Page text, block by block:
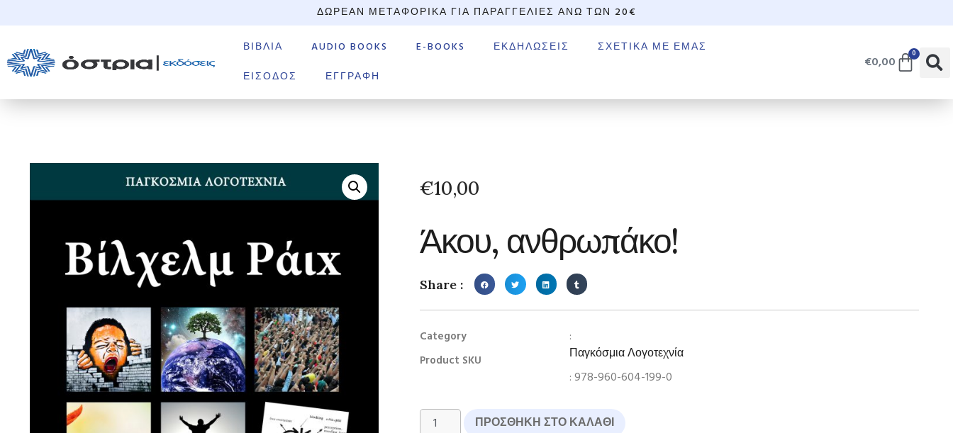
ΔΩΡΕΆΝ ΜΕΤΑΦΟΡΙΚΆ ΓΙΑ ΠΑΡΑΓΓΕΛΊΕΣ ΆΝΩ ΤΩΝ 20€
ΒΙΒΛΊΑ AUDIO BOOKS E-BOOKS ΕΚΔΗΛΏΣΕΙΣ
ΣΧΕΤΙΚΆ ΜΕ ΕΜΆΣ
ΕΊΣΟΔΟΣ
ΕΓΓΡΑΦΉ
€0,00 0
€10,00
Άκου, ανθρωπάκο!
Share :
Category
Product SKU
:
Παγκόσμια Λογοτεχνία
: 978-960-604-199-0
ΠΡΟΣΘΉΚΗ ΣΤΟ ΚΑΛΆΘΙ